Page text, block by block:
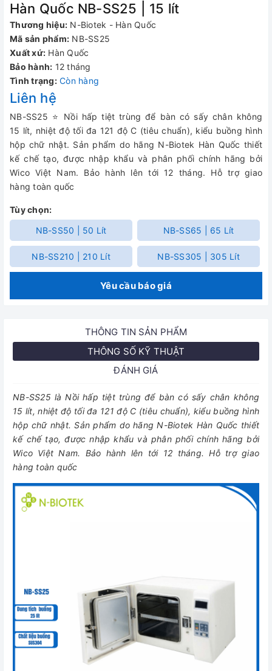
Hàn Quốc NB-SS25 | 15 lít
Thương hiệu: N-Biotek - Hàn Quốc
Mã sản phẩm: NB-SS25
Xuất xứ: Hàn Quốc
Bảo hành: 12 tháng
Tình trạng: Còn hàng
Liên hệ
NB-SS25 ⭐ Nồi hấp tiệt trùng để bàn có sấy chân không
15 lít, nhiệt độ tối đa 121 độ C (tiêu chuẩn), kiểu buồng hình
hộp chữ nhật. Sản phẩm do hãng N-Biotek Hàn Quốc thiết
kế chế tạo, được nhập khẩu và phân phối chính hãng bởi
Wico Việt Nam. Bảo hành lên tới 12 tháng. Hỗ trợ giao
hàng toàn quốc
Tùy chọn:
NB-SS50 | 50 Lít
NB-SS65 | 65 Lít
NB-SS210 | 210 Lít NB-SS305 | 305 Lít
Yêu cầu báo giá
THÔNG TIN SẢN PHẨM
THÔNG SỐ KỸ THUẬT
ĐÁNH GIÁ
NB-SS25 là Nồi hấp tiệt trùng để bàn có sấy chân không
15 lít, nhiệt độ tối đa 121 độ C (tiêu chuẩn), kiểu buồng hình
hộp chữ nhật. Sản phẩm do hãng N-Biotek Hàn Quốc thiết
kế chế tạo, được nhập khẩu và phân phối chính hãng bởi
Wico Việt Nam. Bảo hành lên tới 12 tháng. Hỗ trợ giao
hàng toàn quốc